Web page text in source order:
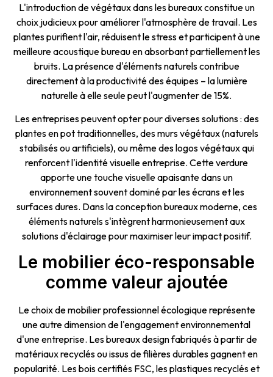
L'introduction de végétaux dans les bureaux constitue un
choix judicieux pour améliorer l'atmosphère de travail. Les
plantes purifient l'air, réduisent le stress et participent à une
meilleure acoustique bureau en absorbant partiellement les
bruits. La présence d'éléments naturels contribue
directement à la productivité des équipes – la lumière
naturelle à elle seule peut l'augmenter de 15%.
Les entreprises peuvent opter pour diverses solutions : des
plantes en pot traditionnelles, des murs végétaux (naturels
stabilisés ou artificiels), ou même des logos végétaux qui
renforcent l'identité visuelle entreprise. Cette verdure
apporte une touche visuelle apaisante dans un
environnement souvent dominé par les écrans et les
surfaces dures. Dans la conception bureaux moderne, ces
éléments naturels s'intègrent harmonieusement aux
solutions d'éclairage pour maximiser leur impact positif.
Le mobilier éco-responsable
comme valeur ajoutée
Le choix de mobilier professionnel écologique représente
une autre dimension de l'engagement environnemental
d'une entreprise. Les bureaux design fabriqués à partir de
matériaux recyclés ou issus de filières durables gagnent en
popularité. Les bois certifiés FSC, les plastiques recyclés et